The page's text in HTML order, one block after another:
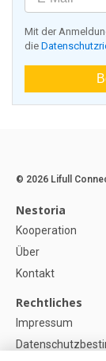
Mit der
die
© 2026 Lifull
Nestoria
Kooperation
Über
Kontakt
Rechtliches
Impressum